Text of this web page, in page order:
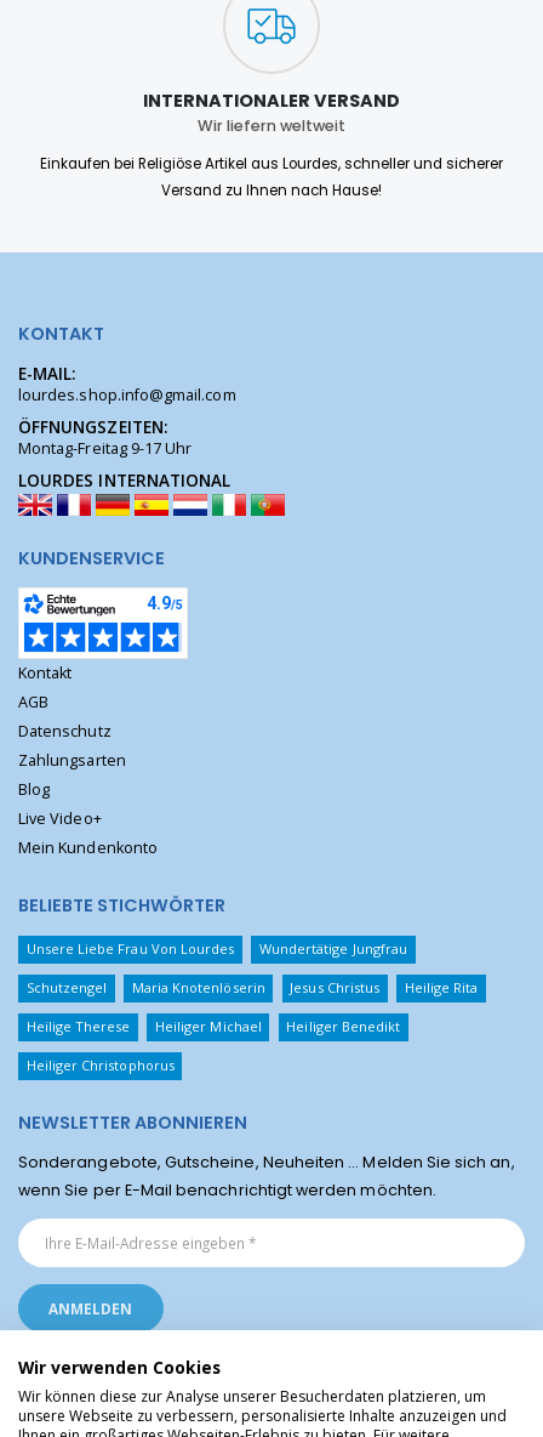
INTERNATIONALER VERSAND
Wir liefern weltweit
Einkaufen bei Religiöse Artikel aus Lourdes, schneller und sicherer
Versand zu Ihnen nach Hause!
KONTAKT
E-MAIL:
lourdes.shop.info@gmail.com
ÖFFNUNGSZEITEN:
Montag-Freitag 9-17 Uhr
LOURDES INTERNATIONAL
KUNDENSERVICE
Kontakt
AGB
Datenschutz
Zahlungsarten
Blog
Live Video+
Mein Kundenkonto
BELIEBTE STICHWÖRTER
Unsere Liebe Frau Von Lourdes Wundertätige Jungfrau
Schutzengel Maria Knotenlöserin Jesus Christus Heilige Rita
Heilige Therese Heiliger Michael Heiliger Benedikt
Heiliger Christophorus
NEWSLETTER ABONNIEREN
Sonderangebote, Gutscheine, Neuheiten ... Melden Sie sich an,
wenn Sie per E-Mail benachrichtigt werden möchten.
Wir verwenden Cookies
Wir können diese zur Analyse unserer Besucherdaten platzieren, um
unsere Webseite zu verbessern, personalisierte Inhalte anzuzeigen und